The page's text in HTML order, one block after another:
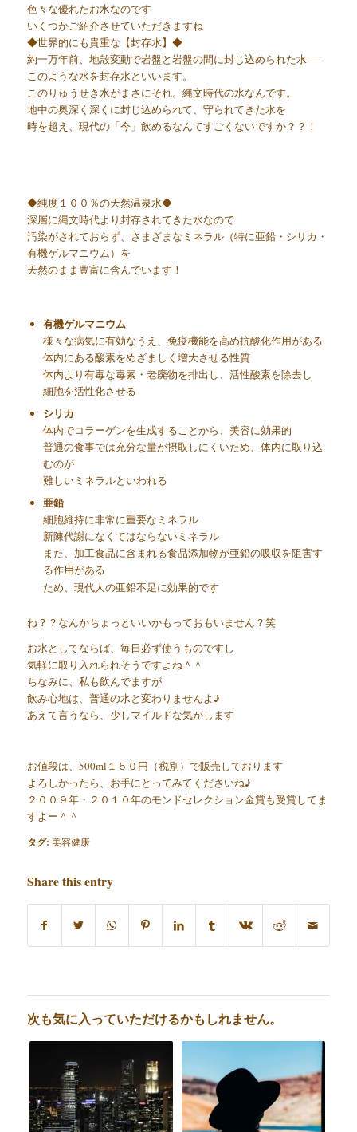
色々な優れたお水なのです
いくつかご紹介させていただきますね
◆世界的にも貴重な【封存水】◆
約一万年前、地殻変動で岩盤と岩盤の間に封じ込められた水—-
このような水を封存水といいます。
このりゅうせき水がまさにそれ。縄文時代の水なんです。
地中の奥深く深くに封じ込められて、守られてきた水を
時を超え、現代の「今」飲めるなんてすごくないですか？？！
◆純度１００％の天然温泉水◆
深層に縄文時代より封存されてきた水なので
汚染がされておらず、さまざまなミネラル（特に亜鉛・シリカ・
有機ゲルマニウム）を
天然のまま豊富に含んでいます！
有機ゲルマニウム
様々な病気に有効なうえ、免疫機能を高め抗酸化作用がある
体内にある酸素をめざましく増大させる性質
体内より有毒な毒素・老廃物を排出し、活性酸素を除去し
細胞を活性化させる
シリカ
体内でコラーゲンを生成することから、美容に効果的
普通の食事では充分な量が摂取しにくいため、体内に取り込
むのが
難しいミネラルといわれる
亜鉛
細胞維持に非常に重要なミネラル
新陳代謝になくてはならないミネラル
また、加工食品に含まれる食品添加物が亜鉛の吸収を阻害す
る作用がある
ため、現代人の亜鉛不足に効果的です
ね？？なんかちょっといいかもっておもいません？笑
お水としてならば、毎日必ず使うものですし
気軽に取り入れられそうですよね＾＾
ちなみに、私も飲んでますが
飲み心地は、普通の水と変わりませんよ♪
あえて言うなら、少しマイルドな気がします
お値段は、500ml１５０円（税別）で販売しております
よろしかったら、お手にとってみてくださいね♪
２００９年・２０１０年のモンドセレクション金賞も受賞してま
すよー＾＾
タグ: 美容健康
Share this entry
次も気に入っていただけるかもしれません。